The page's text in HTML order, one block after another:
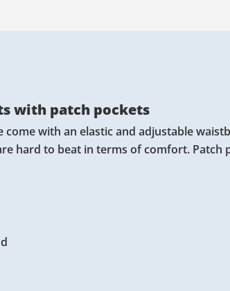
with patch pockets
come with an elastic and adjustable
hard to beat in terms of comfort. Patch